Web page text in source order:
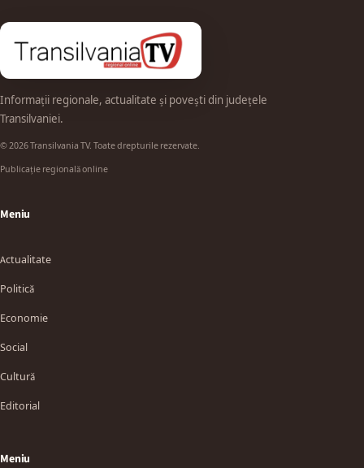
Informații regionale, actualitate și povești din județele
Transilvaniei.
© 2026 Transilvania TV. Toate drepturile rezervate.
Publicație regională online
Meniu
Actualitate
Politică
Economie
Social
Cultură
Editorial
Meniu